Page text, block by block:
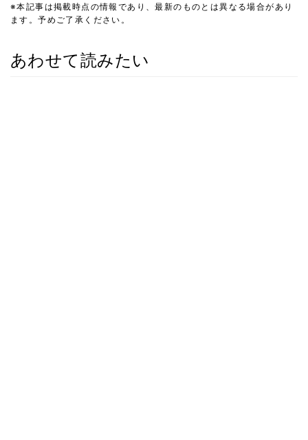
※本記事は掲載時点の情報であり、最新のものとは異なる場合があり
ます。予めご了承ください。
あわせて読みたい